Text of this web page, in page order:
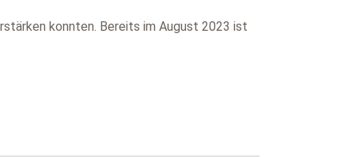
konnten. Bereits im August 2023 ist